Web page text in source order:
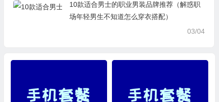
10款适合男士的职业男装品牌推荐（解惑职
场年轻男生不知道怎么穿衣搭配）
03/04